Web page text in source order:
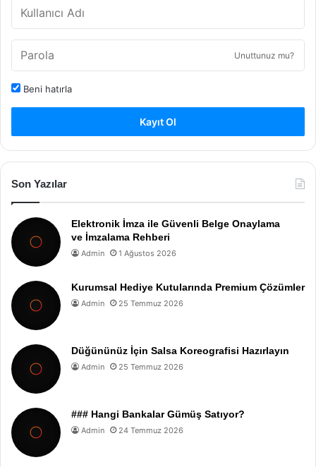
Unuttunuz mu?
Beni hatırla
Kayıt Ol
Son Yazılar
Elektronik İmza ile Güvenli Belge Onaylama
ve İmzalama Rehberi
Admin 1 Ağustos 2026
Kurumsal Hediye Kutularında Premium Çözümler
Admin 25 Temmuz 2026
Düğününüz İçin Salsa Koreografisi Hazırlayın
Admin 25 Temmuz 2026
### Hangi Bankalar Gümüş Satıyor?
Admin 24 Temmuz 2026